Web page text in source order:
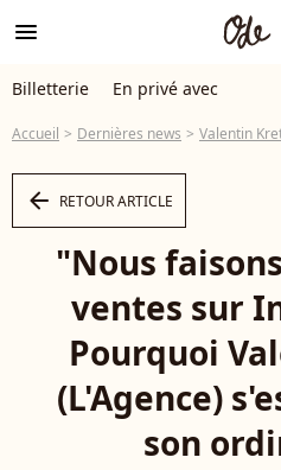
menu
Billetterie En privé avec
Accueil Dernières news Valentin Kretz
arrow_left RETOUR ARTICLE
"Nous
ventes sur
Pourquoi
(L'Agence)
son